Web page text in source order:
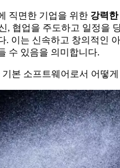
직면한 기업을 위한 강력한
협업을 주도하고 일정
이는 신속하고 창의적인
수 있음을 의미합니다.
본 소프트웨어로서 어떻